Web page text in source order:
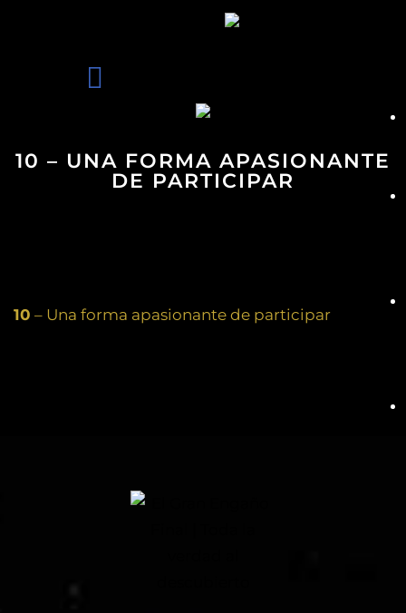
10 – UNA FORMA APASIONANTE
DE PARTICIPAR
10 – Una forma apasionante de participar